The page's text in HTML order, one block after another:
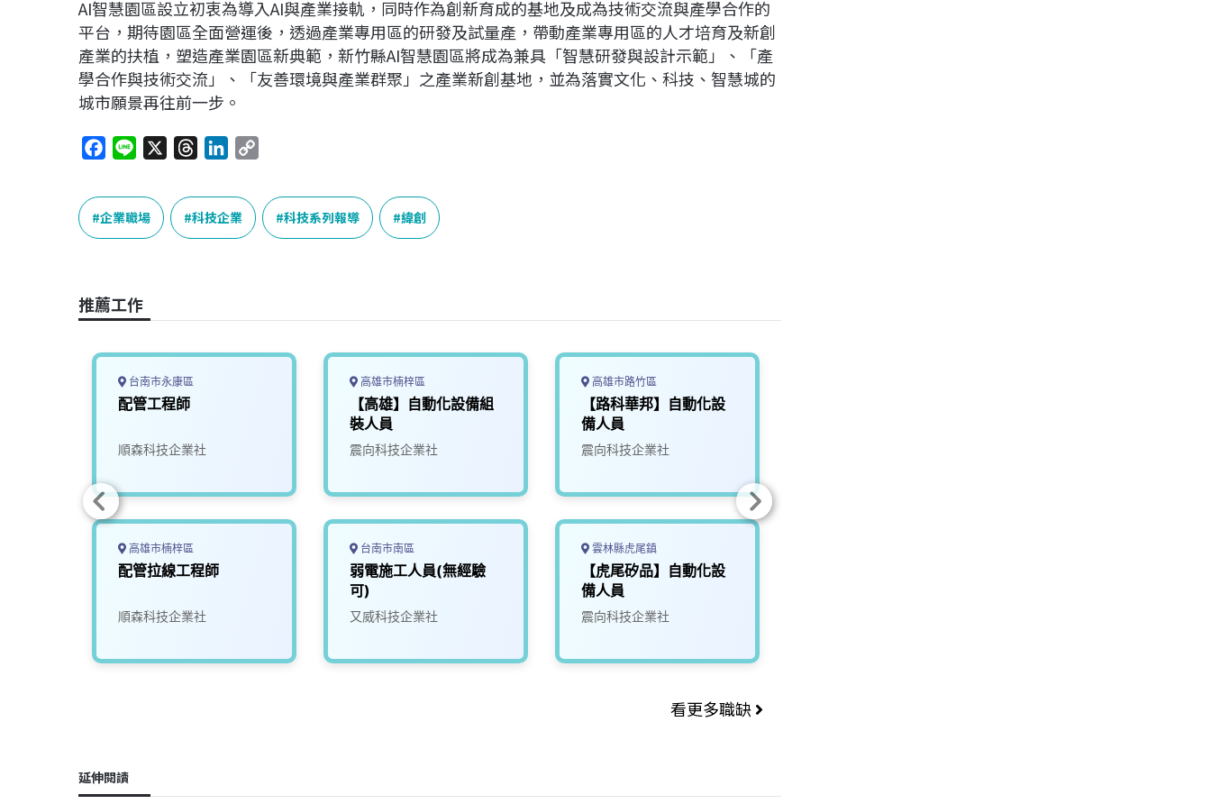
AI智慧園區設立初衷為導入AI與產業接軌，同時作為創新育成的基地及成為技術交流與產學合作的
平台，期待園區全面營運後，透過產業專用區的研發及試量產，帶動產業專用區的人才培育及新創
產業的扶植，塑造產業園區新典範，新竹縣AI智慧園區將成為兼具「智慧研發與設計示範」、「產
學合作與技術交流」、「友善環境與產業群聚」之產業新創基地，並為落實文化、科技、智慧城的
城市願景再往前一步。
c
e
b
k
n
e
r
e
a
n
k
e
y
企業職場 科技企業 科技系列報導 緯創
推薦工作
台南市永康區
配管工程師
順森科技企業社
高雄市楠梓區
配管拉線工程師
順森科技企業社
高雄市楠梓區
【高雄】自動化設備組
裝人員
震向科技企業社
台南市南區
弱電施工人員(無經驗
可)
又威科技企業社
高雄市路竹區
【路科華邦】自動化設
備人員
震向科技企業社
雲林縣虎尾鎮
【虎尾矽品】自動化設
備人員
震向科技企業社
看更多職缺
延伸閱讀